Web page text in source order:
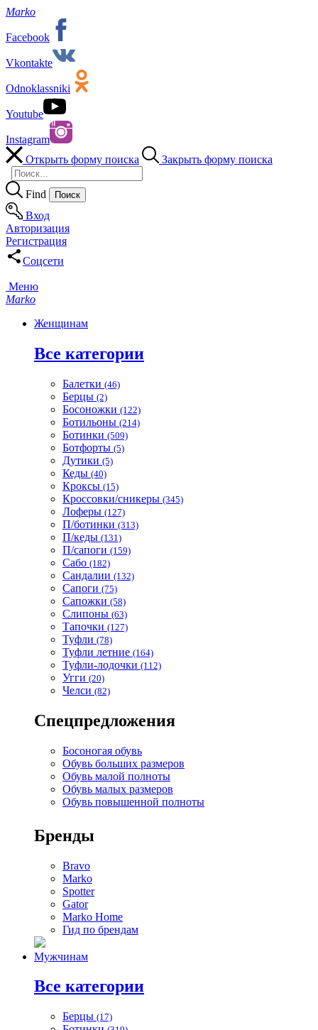
Marko
Facebook
Vkontakte
Odnoklassniki
Youtube
Instagram
Открыть форму поиска
Закрыть форму поиска
Find
Вход
Авторизация
Регистрация
Соцсети
Меню
Marko
Женщинам
Все категории
Балетки (46)
Берцы (2)
Босоножки (122)
Ботильоны (214)
Ботинки (509)
Ботфорты (5)
Дутики (5)
Кеды (40)
Кроксы (15)
Кроссовки/сникеры (345)
Лоферы (127)
П/ботинки (313)
П/кеды (131)
П/сапоги (159)
Сабо (182)
Сандалии (132)
Сапоги (75)
Сапожки (58)
Слипоны (63)
Тапочки (127)
Туфли (78)
Туфли летние (164)
Туфли-лодочки (112)
Угги (20)
Челси (82)
Спецпредложения
Босоногая обувь
Обувь больших размеров
Обувь малой полноты
Обувь малых размеров
Обувь повышенной полноты
Бренды
Bravo
Marko
Spotter
Gator
Marko Home
Гид по брендам
Мужчинам
Все категории
Берцы (17)